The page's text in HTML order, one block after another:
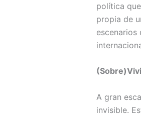
política
propia de
escenarios
A gran
invisible.